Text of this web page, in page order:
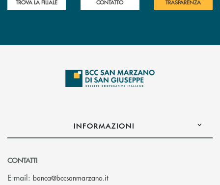
TROVA LA FILIALE CONTATTO TRASPARENZA
INFORMAZIONI
CONTATTI
E-mail: banca@bccsanmarzano.it(si apre l’app di posta